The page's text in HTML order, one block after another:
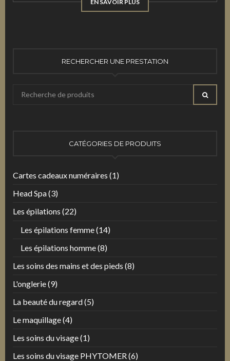
EN SAVOIR PLUS
RECHERCHER UNE PRESTATION
CATÉGORIES DE PRODUITS
Cartes cadeaux numéraires (1)
Head Spa(3)
Les épilations (22)
Les épilations femme(14)
Les épilations homme(8)
Les soins des mains et des pieds (8)
L'onglerie(9)
La beauté du regard(5)
Le maquillage(4)
Les soins du visage(1)
Les soins du visage PHYTOMER (6)